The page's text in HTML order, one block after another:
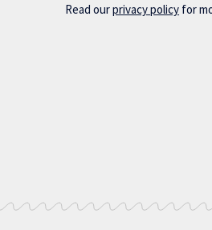
Read ourprivacy policy for